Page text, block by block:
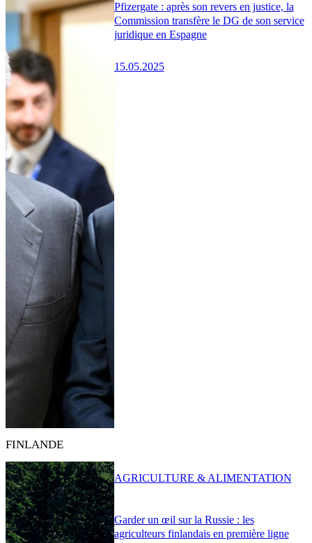
Pfizergate : après son revers en justice, la
Commission transfère le DG de son service
juridique en Espagne
15.05.2025
FINLANDE
Garder un œil sur la Russie : les
agriculteurs finlandais en première ligne
AGRICULTURE & ALIMENTATION